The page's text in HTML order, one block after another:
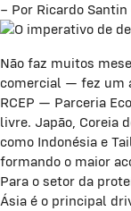
– Por Ricardo Santin
Não faz muitos
comercial — fez um
RCEP — Parceria
livre. Japão, Coreia
como Indonésia e
formando o maior
Para o setor da
Ásia é o principal